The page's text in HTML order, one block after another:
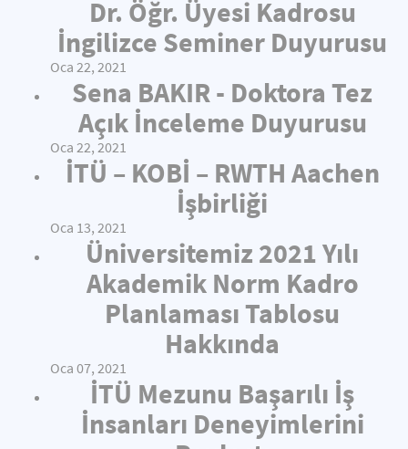
Dr. Öğr. Üyesi Kadrosu
İngilizce Seminer Duyurusu
Oca 22, 2021
Sena BAKIR - Doktora Tez
Açık İnceleme Duyurusu
Oca 22, 2021
İTÜ – KOBİ – RWTH Aachen
İşbirliği
Oca 13, 2021
Üniversitemiz 2021 Yılı
Akademik Norm Kadro
Planlaması Tablosu
Hakkında
Oca 07, 2021
İTÜ Mezunu Başarılı İş
İnsanları Deneyimlerini